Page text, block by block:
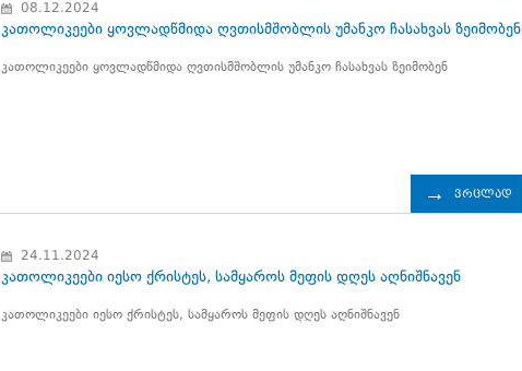
08.12.2024
კათოლიკეები ყოვლადწმიდა ღვთისმშობლის უმანკო ჩასახვას ზეიმობენ
კათოლიკეები ყოვლადწმიდა ღვთისმშობლის უმანკო ჩასახვას ზეიმობენ
ვრცლად
24.11.2024
კათოლიკეები იესო ქრისტეს, სამყაროს მეფის დღეს აღნიშნავენ
კათოლიკეები იესო ქრისტეს, სამყაროს მეფის დღეს აღნიშნავენ